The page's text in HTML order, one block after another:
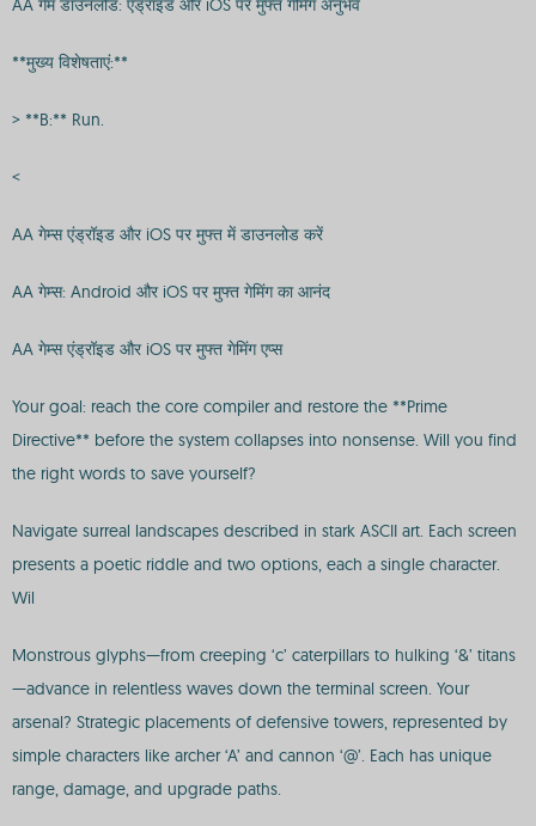
AA गेम डाउनलोड: एंड्रॉइड और iOS पर मुफ्त गेमिंग अनुभव
**मुख्य विशेषताएं:**
> **B:** Run.
<
AA गेम्स एंड्रॉइड और iOS पर मुफ्त में डाउनलोड करें
AA गेम्स: Android और iOS पर मुफ्त गेमिंग का आनंद
AA गेम्स एंड्रॉइड और iOS पर मुफ्त गेमिंग एप्स
Your goal: reach the core compiler and restore the **Prime
Directive** before the system collapses into nonsense. Will you find
the right words to save yourself?
Navigate surreal landscapes described in stark ASCII art. Each screen
presents a poetic riddle and two options, each a single character.
Wil
Monstrous glyphs—from creeping ‘c’ caterpillars to hulking ‘&’ titans
—advance in relentless waves down the terminal screen. Your
arsenal? Strategic placements of defensive towers, represented by
simple characters like archer ‘A’ and cannon ‘@’. Each has unique
range, damage, and upgrade paths.